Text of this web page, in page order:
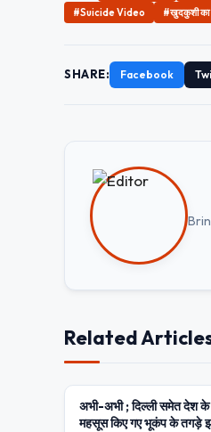
#Suicide Video
#खुदकुशी का
SHARE: Facebook
Related
BIHAR
अभी-अभी ; दिल्ली समेत देश के
महसूस किए गए भूकंप के तगड़े